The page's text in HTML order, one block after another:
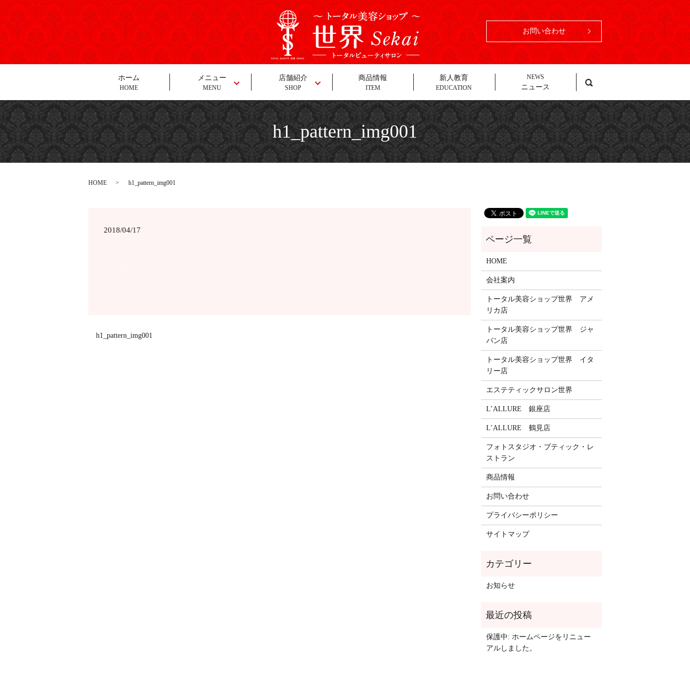
お問い合わせ
ホーム
HOME
メニュー
MENU
店舗紹介
SHOP
商品情報
ITEM
新人教育
EDUCATION
NEWS
ニュース
h1_pattern_img001
HOME h1_pattern_img001
2018/04/17
h1_pattern_img001
HOME
会社案内
トータル美容ショップ世界 アメ
リカ店
トータル美容ショップ世界 ジャ
パン店
トータル美容ショップ世界 イタ
リー店
エステティックサロン世界
L’ALLURE 銀座店
L’ALLURE 鶴見店
フォトスタジオ・ブティック・レ
ストラン
商品情報
お問い合わせ
プライバシーポリシー
サイトマップ
お知らせ
保護中: ホームページをリニュー
アルしました。